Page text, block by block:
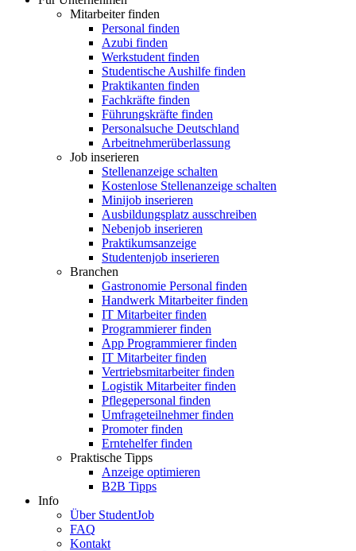
Mitarbeiter finden
Personal finden
Azubi finden
Werkstudent finden
Studentische Aushilfe finden
Praktikanten finden
Fachkräfte finden
Führungskräfte finden
Personalsuche Deutschland
Arbeitnehmerüberlassung
Job inserieren
Stellenanzeige schalten
Kostenlose Stellenanzeige schalten
Minijob inserieren
Ausbildungsplatz ausschreiben
Nebenjob inserieren
Praktikumsanzeige
Studentenjob inserieren
Branchen
Gastronomie Personal finden
Handwerk Mitarbeiter finden
IT Mitarbeiter finden
Programmierer finden
App Programmierer finden
IT Mitarbeiter finden
Vertriebsmitarbeiter finden
Logistik Mitarbeiter finden
Pflegepersonal finden
Umfrageteilnehmer finden
Promoter finden
Erntehelfer finden
Praktische Tipps
Anzeige optimieren
B2B Tipps
Info
Über StudentJob
FAQ
Kontakt